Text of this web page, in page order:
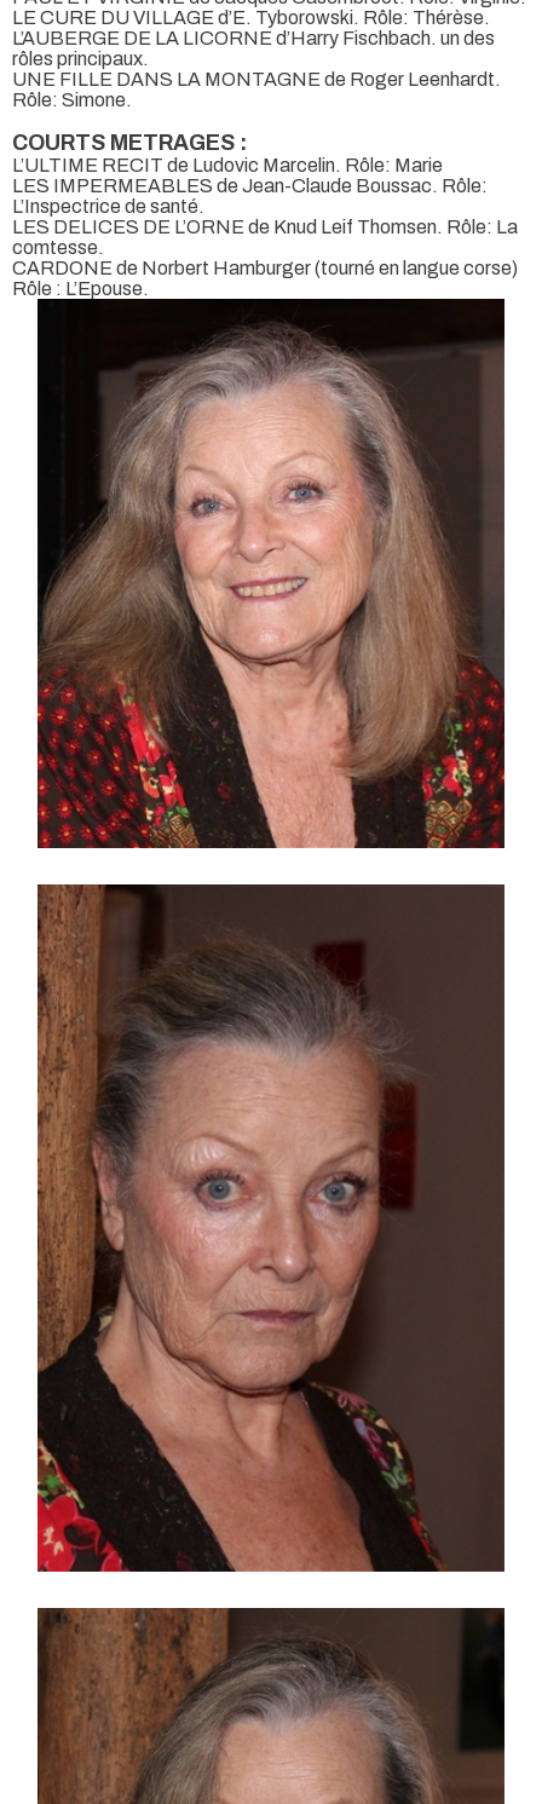
LE CURE DU VILLAGE d’E. Tyborowski. Rôle: Thérèse.
L’AUBERGE DE LA LICORNE d’Harry Fischbach. un des
rôles principaux.
UNE FILLE DANS LA MONTAGNE de Roger Leenhardt.
Rôle: Simone.
COURTS METRAGES :
L’ULTIME RECIT de Ludovic Marcelin. Rôle: Marie
LES IMPERMEABLES de Jean-Claude Boussac. Rôle:
L’Inspectrice de santé.
LES DELICES DE L’ORNE de Knud Leif Thomsen. Rôle: La
comtesse.
CARDONE de Norbert Hamburger (tourné en langue corse)
Rôle : L’Epouse.